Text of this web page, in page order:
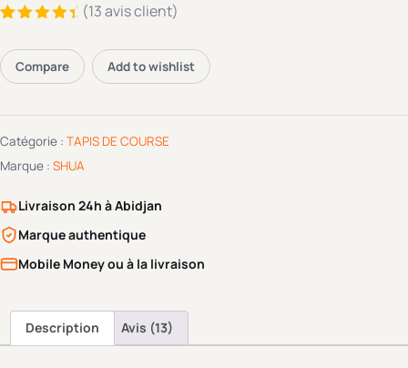
4.77sur
5 basé
sur
(13avis client)
Compare Add to wishlist
Catégorie : TAPIS DE COURSE
Marque : SHUA
Livraison 24h à Abidjan
Marque authentique
Mobile Money ou à la livraison
Description Avis (13)